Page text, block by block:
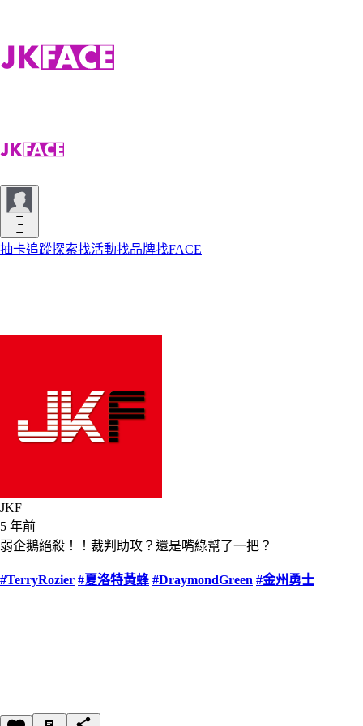
抽卡追蹤探索找活動找品牌找FACE
JKF
5 年前
弱企鵝絕殺！！裁判助攻？還是嘴綠幫了一把？
#TerryRozier #夏洛特黃蜂 #DraymondGreen #金州勇士